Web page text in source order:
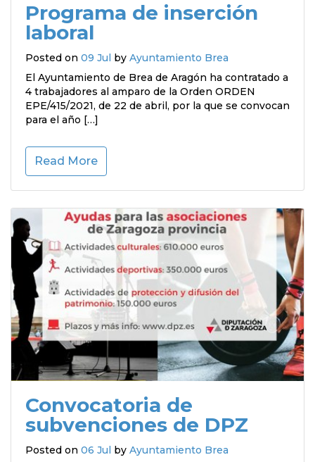
Programa de inserción
laboral
Posted on 09 Jul by Ayuntamiento Brea
El Ayuntamiento de Brea de Aragón ha contratado a
4 trabajadores al amparo de la Orden ORDEN
EPE/415/2021, de 22 de abril, por la que se convocan
para el año […]
Read More
Convocatoria de
subvenciones de DPZ
Posted on 06 Jul by Ayuntamiento Brea